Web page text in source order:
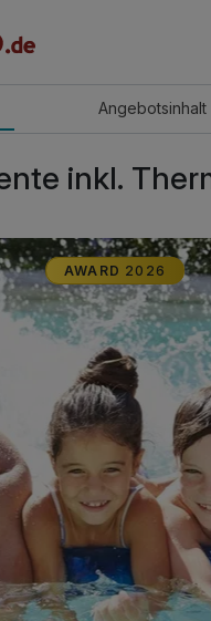
Angebotsinhalt
inkl.
AWARD 2026